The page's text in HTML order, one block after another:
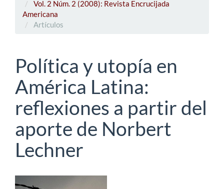
Vol. 2 Núm. 2 (2008): Revista Encrucijada
Americana
Artículos
Política y utopía en
América Latina:
reflexiones a partir del
aporte de Norbert
Lechner
Barra